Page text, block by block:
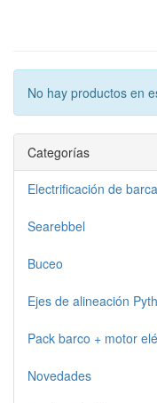
No hay productos en
Categorías
Electrificación de
Searebbel
Buceo
Ejes de alineación
Pack barco + motor
Novedades